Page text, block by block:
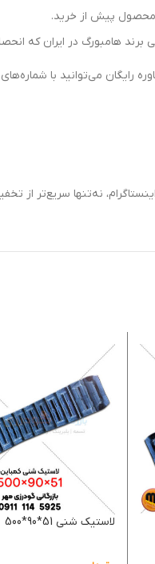
پیش از خرید.
برند هامبورگ در ایران که
رایگان می‌توانید با
نه‌تنها سریع‌تر
لاستیک شنی 51*90*500